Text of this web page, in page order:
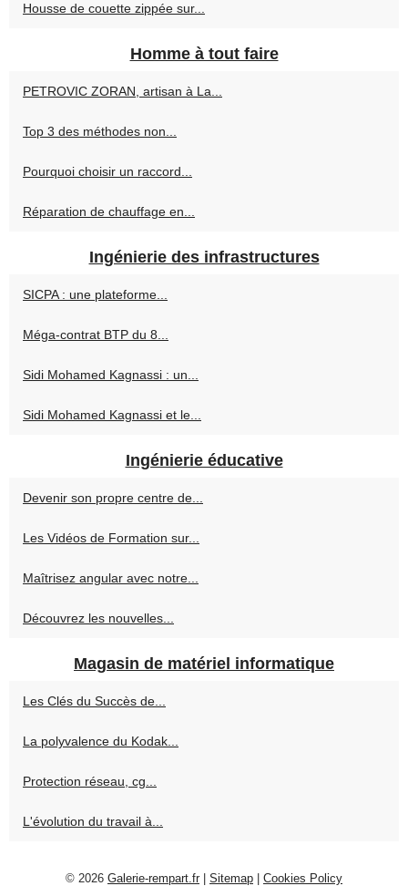
Housse de couette zippée sur...
Homme à tout faire
PETROVIC ZORAN, artisan à La...
Top 3 des méthodes non...
Pourquoi choisir un raccord...
Réparation de chauffage en...
Ingénierie des infrastructures
SICPA : une plateforme...
Méga-contrat BTP du 8...
Sidi Mohamed Kagnassi : un...
Sidi Mohamed Kagnassi et le...
Ingénierie éducative
Devenir son propre centre de...
Les Vidéos de Formation sur...
Maîtrisez angular avec notre...
Découvrez les nouvelles...
Magasin de matériel informatique
Les Clés du Succès de...
La polyvalence du Kodak...
Protection réseau, cg...
L'évolution du travail à...
© 2026 Galerie-rempart.fr Sitemap Cookies Policy